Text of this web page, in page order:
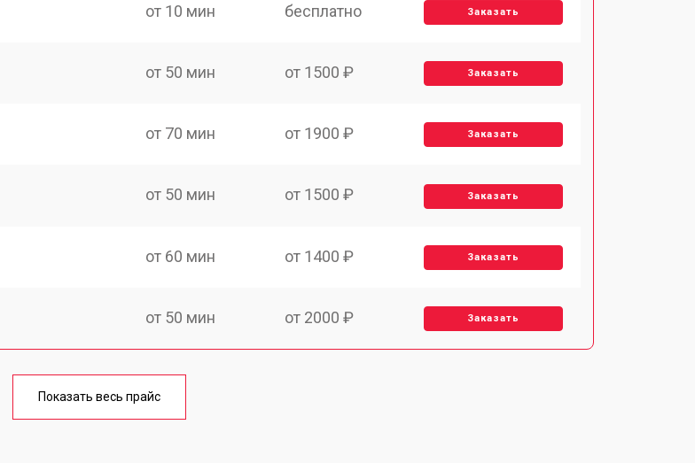
от 10 мин бесплатно Заказать
от 50 мин от 1500 ₽ Заказать
от 70 мин от 1900 ₽ Заказать
от 50 мин от 1500 ₽ Заказать
от 60 мин от 1400 ₽ Заказать
от 50 мин от 2000 ₽ Заказать
от 70 мин
Показать весь прайс